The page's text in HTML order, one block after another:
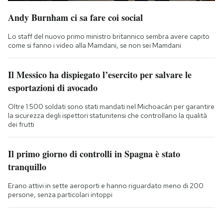
Andy Burnham ci sa fare coi social
Lo staff del nuovo primo ministro britannico sembra avere capito
come si fanno i video alla Mamdani, se non sei Mamdani
Il Messico ha dispiegato l’esercito per salvare le
esportazioni di avocado
Oltre 1.500 soldati sono stati mandati nel Michoacán per garantire
la sicurezza degli ispettori statunitensi che controllano la qualità
dei frutti
Il primo giorno di controlli in Spagna è stato
tranquillo
Erano attivi in sette aeroporti e hanno riguardato meno di 200
persone, senza particolari intoppi